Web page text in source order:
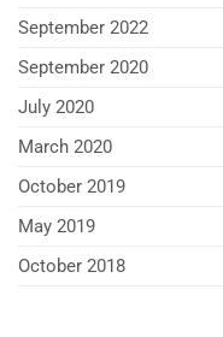
September 2022
September 2020
July 2020
March 2020
October 2019
May 2019
October 2018